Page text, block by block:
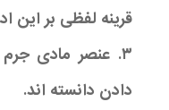
قرینه لفظی بر این
۳. عنصر مادی
دادن دانسته اند.